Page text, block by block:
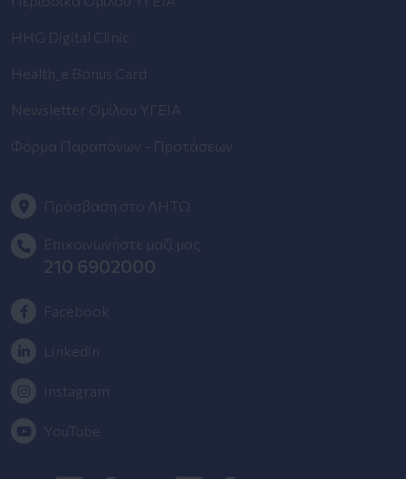
HHG Digital Clinic
Health_e Bonus Card
Newsletter Ομίλου ΥΓΕΙΑ
Φόρμα Παραπόνων - Προτάσεων
Πρόσβαση στο ΛΗΤΩ
Επικοινωνήστε μαζί μας
210 6902000
Facebook
Linkedin
Instagram
YouTube